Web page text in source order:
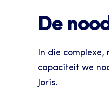
De
In die
capaciteit we
Joris.